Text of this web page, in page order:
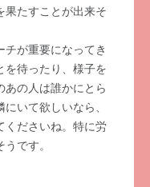
果たすことが出来そ
が重要になってき
を待ったり、様子を
あの人は誰かにとら
いて欲しいなら、
くださいね。特に労
です。